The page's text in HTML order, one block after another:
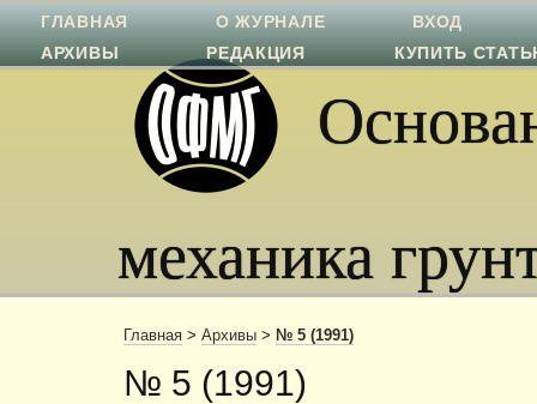
механика
ГЛАВНАЯ О ЖУРНАЛЕ
ВХОД
АРХИВЫ
РЕДАКЦИЯ КУПИТЬ
Главная > Архивы > № 5 (1991)
№ 5 (1991)